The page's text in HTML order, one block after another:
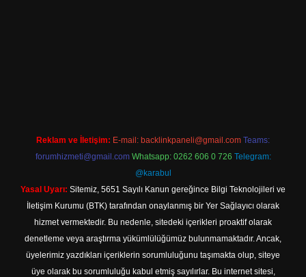
Reklam ve İletişim: E-mail: backlinkpaneli@gmail.com Teams:
forumhizmeti@gmail.com Whatsapp: 0262 606 0 726 Telegram:
@karabul
Yasal Uyarı: Sitemiz, 5651 Sayılı Kanun gereğince Bilgi Teknolojileri ve
İletişim Kurumu (BTK) tarafından onaylanmış bir Yer Sağlayıcı olarak
hizmet vermektedir. Bu nedenle, sitedeki içerikleri proaktif olarak
denetleme veya araştırma yükümlülüğümüz bulunmamaktadır. Ancak,
üyelerimiz yazdıkları içeriklerin sorumluluğunu taşımakta olup, siteye
üye olarak bu sorumluluğu kabul etmiş sayılırlar. Bu internet sitesi,